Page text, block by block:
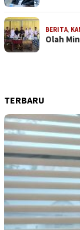
BERITA,
Olah
TERBARU